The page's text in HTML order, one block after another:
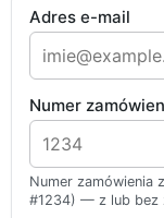
Adres e-mail
Numer
Numer zamówienia
#1234) — z lub bez